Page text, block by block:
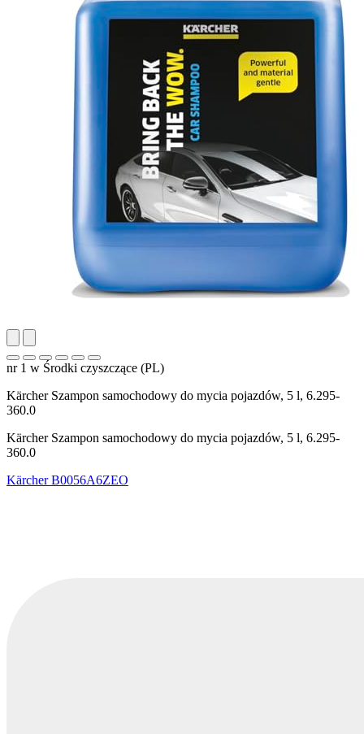
nr 1 w Środki czyszczące (PL)
Kärcher Szampon samochodowy do mycia pojazdów, 5 l, 6.295-
360.0
Kärcher Szampon samochodowy do mycia pojazdów, 5 l, 6.295-
360.0
KärcherB0056A6ZEO